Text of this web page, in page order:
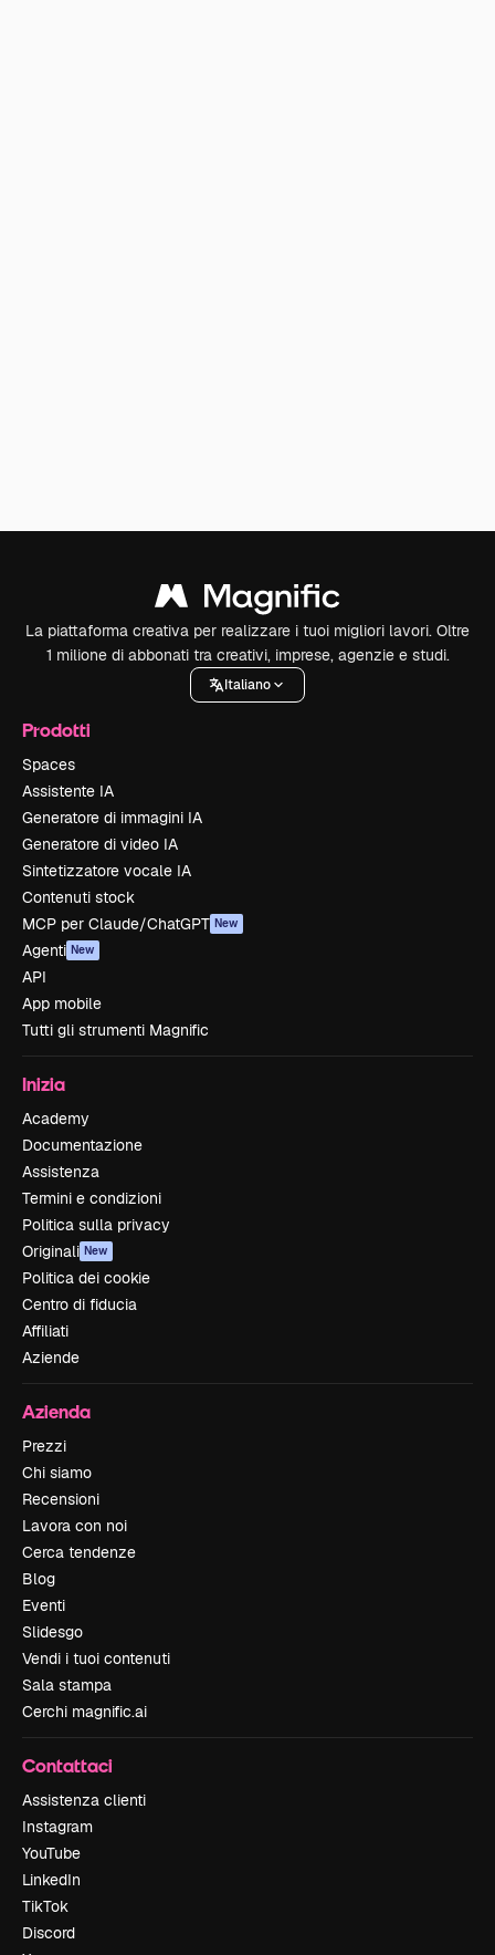
La piattaforma creativa per realizzare i tuoi migliori lavori. Oltre
1 milione di abbonati tra creativi, imprese, agenzie e studi.
Italiano
Prodotti
Spaces
Assistente IA
Generatore di immagini IA
Generatore di video IA
Sintetizzatore vocale IA
Contenuti stock
MCP per Claude/ChatGPT New
Agenti New
API
App mobile
Tutti gli strumenti Magnific
Inizia
Academy
Documentazione
Assistenza
Termini e condizioni
Politica sulla privacy
Originali New
Politica dei cookie
Centro di fiducia
Affiliati
Aziende
Azienda
Prezzi
Chi siamo
Recensioni
Lavora con noi
Cerca tendenze
Blog
Eventi
Slidesgo
Vendi i tuoi contenuti
Sala stampa
Cerchi magnific.ai
Contattaci
Assistenza clienti
Instagram
YouTube
LinkedIn
TikTok
Discord